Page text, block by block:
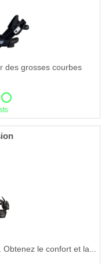
des grosses courbes
le confort et la...